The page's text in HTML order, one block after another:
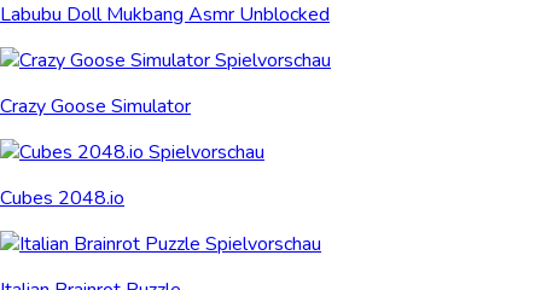
Labubu Doll Mukbang Asmr Unblocked
Crazy Goose Simulator
Cubes 2048.io